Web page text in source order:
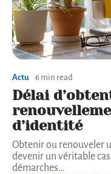
Actu 6 min read
Délai
d’identité
Obtenir ou renouveler
devenir un véritable
démarches…